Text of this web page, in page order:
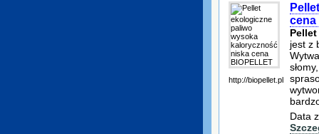
http://biopellet.pl
cena
Pellet
jest z
Data